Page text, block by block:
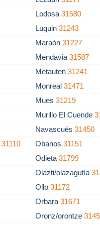
Lodosa31580
Luquin31243
Maraón31227
Mendavia31587
Metauten31241
Monreal31471
Mues31219
Murillo El Cuende
Navascués31450
31110 Obanos31151
Odieta31799
Olazti/olazagutía
Ollo31172
Orbara31671
Oronz/orontze